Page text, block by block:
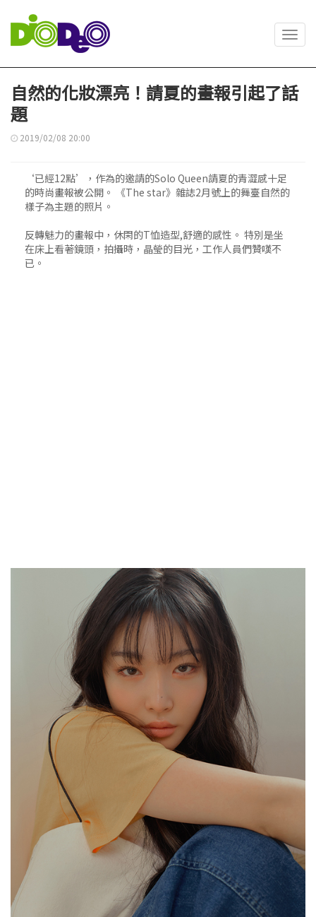
自然的化妝漂亮！請夏的畫報引起了話
題
2019/02/08 20:00
‘已經12點’，作為的邀請的Solo Queen請夏的青澀感十足
的時尚畫報被公開。 《The star》雜誌2月號上的舞臺自然的
樣子為主題的照片。
反轉魅力的畫報中，休閑的T恤造型,舒適的感性。 特別是坐
在床上看著鏡頭，拍攝時，晶瑩的目光，工作人員們贊嘆不
已。